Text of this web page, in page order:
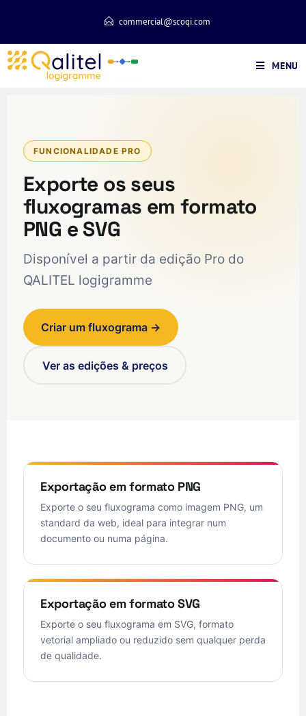
commercial@scoqi.com
MENU
FUNCIONALIDADE PRO
Exporte os seus
fluxogramas em formato
PNG e SVG
Disponível a partir da edição Pro do
QALITEL logigramme
Criar um fluxograma →
Ver as edições & preços
Exportação em formato PNG
Exporte o seu fluxograma como imagem PNG, um
standard da web, ideal para integrar num
documento ou numa página.
Exportação em formato SVG
Exporte o seu fluxograma em SVG, formato
vetorial ampliado ou reduzido sem qualquer perda
de qualidade.